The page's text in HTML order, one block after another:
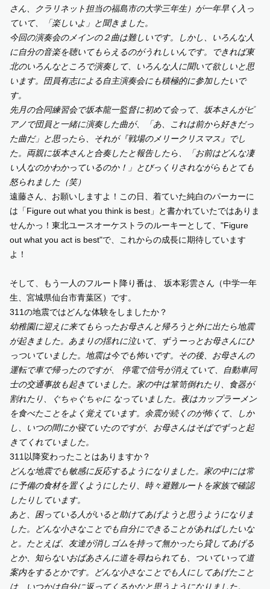
さん、クラリネット担当の福島市の大学三年生）が一年早く入っ
ていて、「楽しいよ」と聞きました。
今回の演奏会のメインの２曲は難しいです。しかし、いろんな人
に自分の音楽を聴いてもらえるのがうれしいんです。できれば東
北のいろんなところで演奏して、いろんな人に聞いて欲しいと思
います。団員有志による自主演奏会にも積極的に参加したいで
す。
先月の合同練習会で坂本龍一監督に初めて会って、坂本さんがピ
アノで団員と一緒に演奏した曲が、「あ、これは前から好きだっ
た曲だ」と思ったら、それが『戦場のメリークリスマス』でし
た。両親に坂本さんと合奏したと報告したら、「お前はどんな凄
い人なのかわかっているのか！」とびっくりされながらもとても
怒られました（笑）
遠藤さん、お願いしますよ！この日、着ていた純白のパーカーに
は「Figure out what you think is best」と書かれていたではありま
せんかっ！東北ユースオーケストラのルーキーとして、"Figure
out what you act is best"で、これからの成長に期待しています
よ！
そして、もう一人のフルート降り番は、 坂本彩雲さん（中学一年
生、宮城県仙台市青葉区）です。
311の地震ではどんな体験をしましたか？
幼稚園に迎えに来てもらったお母さんと帰ろうと外に出たら地震
が起きました。あまりの揺れに泣いて、ずうーっとお母さんにひ
っついていました。地震は今でも怖いです。その後、お母さんの
運転で車で帰ったのですが、 停電で信号が消えていて、自動車同
士の交通事故も起きていました。家の中は箪笥倒れたり、食器が
割れたり、ぐちゃぐちゃに なっていました。夜はカップラーメン
を食べたことをよく覚えています。余震が続くのが怖くて、しか
し、いつの間にか寝ていたのですが、お母さんはそばでずっと起
きてくれていました。
311以降変わったことはありますか？
どんな地震でも敏感に反応するようになりました。家の中には常
に予備の食材を置くようにしたり、時々避難ルートを家族で確認
したりしています。
あと、困っている人がいると助けてあげようと思うようになりま
した。どんな小さなことでも自分にできることがあればしたいな
と。たとえば、友達が消しゴムを持って無かったら貸してあげる
とか、知らないおばあさんに道を尋ねられても、ついていって道
案内をするとかです。どんな小さなことでも人にしてあげたこと
は、いつかは自分に返ってくるかなと思うようになりました。